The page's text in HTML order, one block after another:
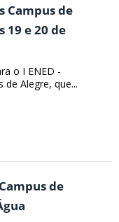
Campus de
19 e 20 de
o I ENED -
de Alegre, que...
de